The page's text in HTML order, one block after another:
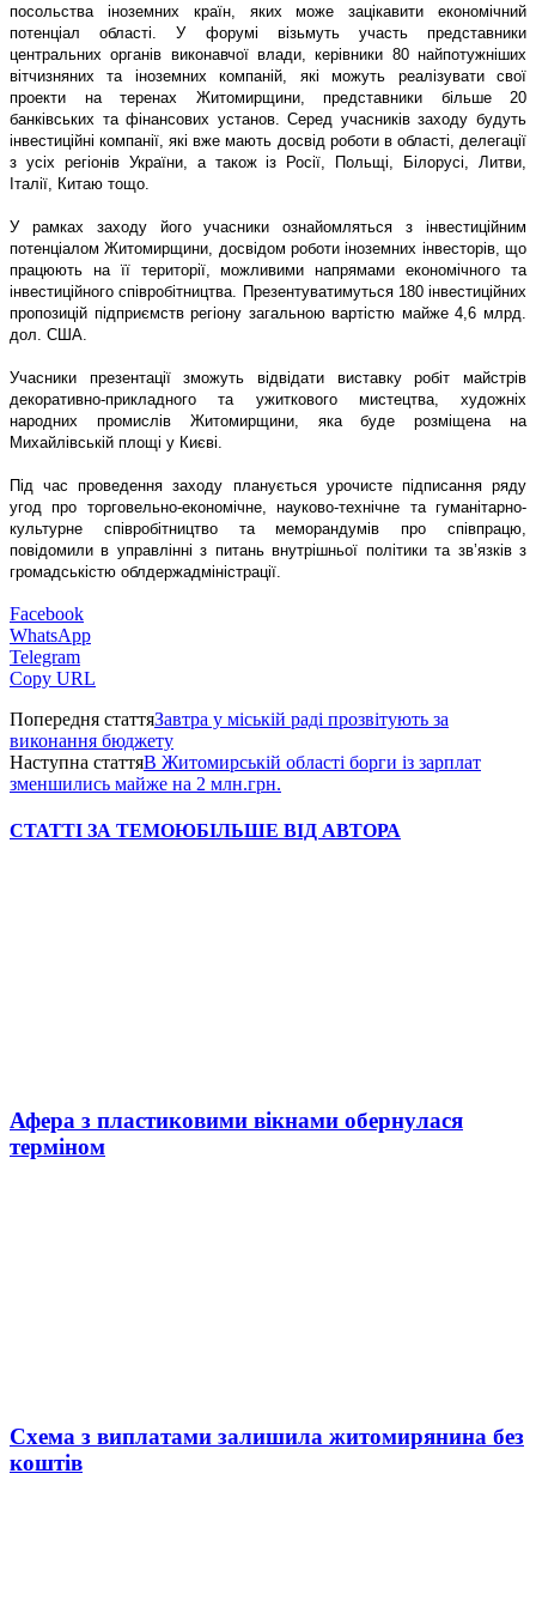
посольства іноземних країн, яких може зацікавити економічний
потенціал області. У форумі візьмуть участь представники
центральних органів виконавчої влади, керівники 80 найпотужніших
вітчизняних та іноземних компаній, які можуть реалізувати свої
проекти на теренах Житомирщини, представники більше 20
банківських та фінансових установ. Серед учасників заходу будуть
інвестиційні компанії, які вже мають досвід роботи в області, делегації
з усіх регіонів України, а також із Росії, Польщі, Білорусі, Литви,
Італії, Китаю тощо.
У рамках заходу його учасники ознайомляться з інвестиційним
потенціалом Житомирщини, досвідом роботи іноземних інвесторів, що
працюють на її території, можливими напрямами економічного та
інвестиційного співробітництва. Презентуватимуться 180 інвестиційних
пропозицій підприємств регіону загальною вартістю майже 4,6 млрд.
дол. США.
Учасники презентації зможуть відвідати виставку робіт майстрів
декоративно-прикладного та ужиткового мистецтва, художніх
народних промислів Житомирщини, яка буде розміщена на
Михайлівській площі у Києві.
Під час проведення заходу планується урочисте підписання ряду
угод про торговельно-економічне, науково-технічне та гуманітарно-
культурне співробітництво та меморандумів про співпрацю,
повідомили в управлінні з питань внутрішньої політики та зв’язків з
громадськістю облдержадміністрації.
Facebook
WhatsApp
Telegram
Copy URL
Попередня статтяЗавтра у міській раді прозвітують за
виконання бюджету
Наступна статтяВ Житомирській області борги із зарплат
зменшились майже на 2 млн.грн.
СТАТТІ ЗА ТЕМОЮБІЛЬШЕ ВІД АВТОРА
Афера з пластиковими вікнами обернулася
терміном
Схема з виплатами залишила житомирянина без
коштів